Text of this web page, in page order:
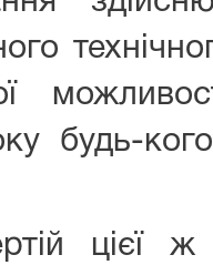
будь-
цієї